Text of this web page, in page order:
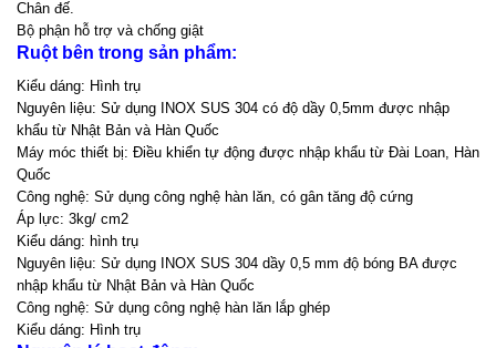
Chân đế.
Bộ phận hỗ trợ và chống giật
Ruột bên trong sản phẩm:
Kiểu dáng: Hình trụ
Nguyên liệu: Sử dụng INOX SUS 304 có độ dầy 0,5mm được nhập
khẩu từ Nhật Bản và Hàn Quốc
Máy móc thiết bị: Điều khiển tự động được nhập khẩu từ Đài Loan, Hàn
Quốc
Công nghệ: Sử dụng công nghệ hàn lăn, có gân tăng độ cứng
Áp lực: 3kg/ cm2
Kiểu dáng: hình trụ
Nguyên liệu: Sử dụng INOX SUS 304 dầy 0,5 mm độ bóng BA được
nhập khẩu từ Nhật Bản và Hàn Quốc
Công nghệ: Sử dụng công nghệ hàn lăn lắp ghép
Kiểu dáng: Hình trụ